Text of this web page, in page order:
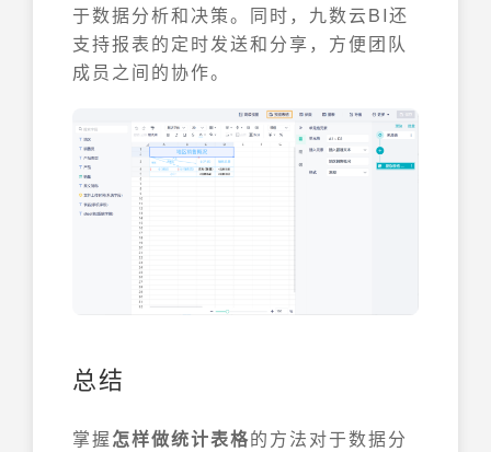
于数据分析和决策。同时，九数云BI还
支持报表的定时发送和分享，方便团队
成员之间的协作。
总结
掌握怎样做统计表格的方法对于数据分